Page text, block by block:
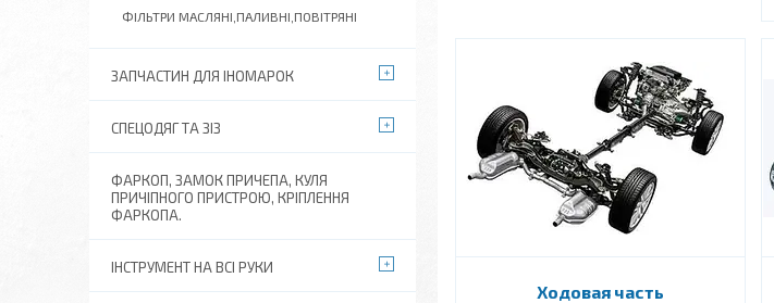
Ходовая часть
ФІЛЬТРИ МАСЛЯНІ,ПАЛИВНІ,ПОВІТРЯНІ
ЗАПЧАСТИН ДЛЯ ІНОМАРОК
СПЕЦОДЯГ ТА ЗІЗ
ФАРКОП, ЗАМОК ПРИЧЕПА, КУЛЯ
ПРИЧІПНОГО ПРИСТРОЮ, КРІПЛЕННЯ
ФАРКОПА.
ІНСТРУМЕНТ НА ВСІ РУКИ